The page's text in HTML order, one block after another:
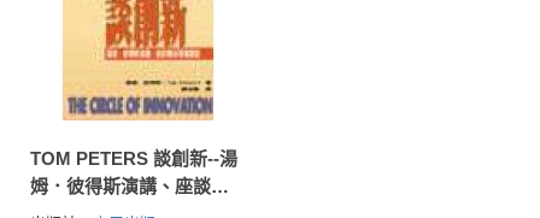
TOM PETERS 談創新--湯
姆．彼得斯演講、座談精
采現場實錄